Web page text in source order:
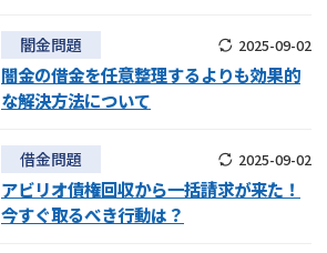
闇金問題 2025-09-02
闇金の借金を任意整理するよりも効果的
な解決方法について
借金問題 2025-09-02
アビリオ債権回収から一括請求が来た！
今すぐ取るべき行動は？